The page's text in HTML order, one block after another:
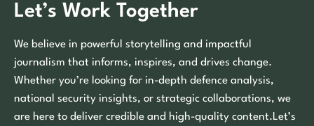
Let’s Work Together
We believe in powerful storytelling and impactful
journalism that informs, inspires, and drives change.
Whether you’re looking for in-depth defence analysis,
national security insights, or strategic collaborations, we
are here to deliver credible and high-quality content.Let’s